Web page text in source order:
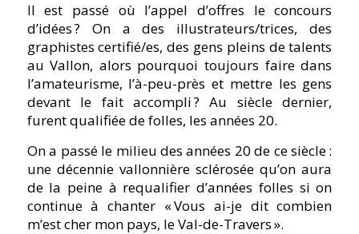
Il est passé où l’appel d’offres le concours
d’idées ? On a des illustrateurs/trices, des
graphistes certifié/es, des gens pleins de talents
au Vallon, alors pourquoi toujours faire dans
l’amateurisme, l’à-peu-près et mettre les gens
devant le fait accompli ? Au siècle dernier,
furent qualifiée de folles, les années 20.
On a passé le milieu des années 20 de ce siècle :
une décennie vallonnière sclérosée qu’on aura
de la peine à requalifier d’années folles si on
continue à chanter « Vous ai-je dit combien
m’est cher mon pays, le Val-de-Travers ».